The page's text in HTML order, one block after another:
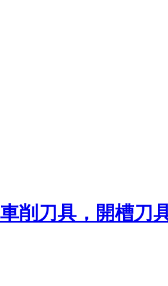
削刀具，開槽刀